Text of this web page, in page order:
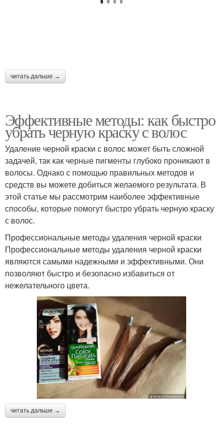
читать дальше →
Эффективные методы: как быстро
убрать черную краску с волос
Удаление черной краски с волос может быть сложной
задачей, так как черные пигменты глубоко проникают в
волосы. Однако с помощью правильных методов и
средств вы можете добиться желаемого результата. В
этой статье мы рассмотрим наиболее эффективные
способы, которые помогут быстро убрать черную краску
с волос.
Профессиональные методы удаления черной краски
Профессиональные методы удаления черной краски
являются самыми надежными и эффективными. Они
позволяют быстро и безопасно избавиться от
нежелательного цвета.
читать дальше →